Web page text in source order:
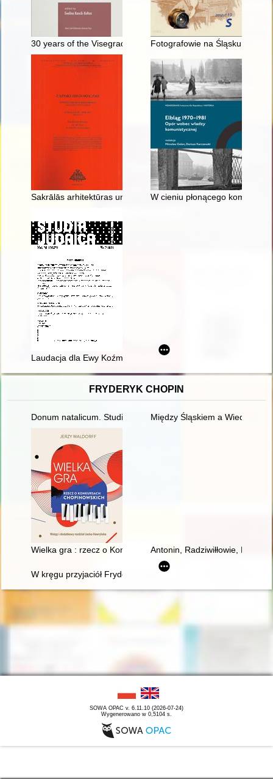
30 years of the Visegrad Group. Vol. 1,Fotografowie na Śląsku
Sakrālās arhitektūras un mākslas mantojums vēsturiskajos -
W cieniu płonącego komitetu
Laudacja dla Ewy Koźmińskiej-Frejlak za książkę "Po
FRYDERYK CHOPIN
Donum natalicum. Studia Thaddaeo Przybylski octogenario
Między Śląskiem a Wiedniem.
Wielka gra : rzecz o Konkursach Chopinowskich
Antonin, Radziwiłłowie,
W kręgu przyjaciół Fryderyka Chopina - doktor Jan
SOWA OPAC v. 6.11.10 (2026-07-24)
Wygenerowano w 0,5104 s.